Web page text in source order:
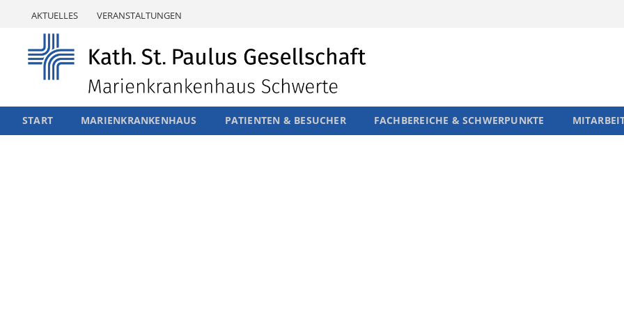
AKTUELLES VERANSTALTUNGEN
START MARIENKRANKENHAUS PATIENTEN & BESUCHER FACHBEREICHE & SCHWERPUNKTE